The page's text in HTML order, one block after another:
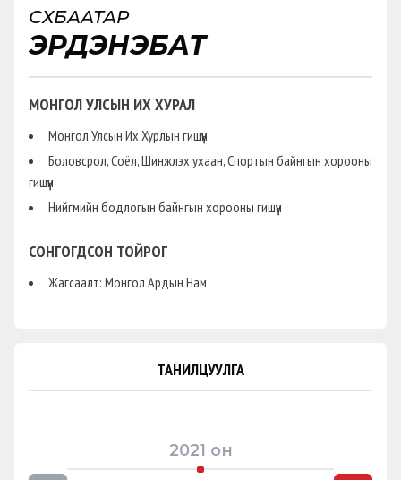
СҮХБААТАР
ЭРДЭНЭБАТ
МОНГОЛ УЛСЫН ИХ ХУРАЛ
Монгол Улсын Их Хурлын гишүүн
Боловсрол, Соёл, Шинжлэх ухаан, Спортын байнгын хорооны
гишүүн
Нийгмийн бодлогын байнгын хорооны гишүүн
СОНГОГДСОН ТОЙРОГ
Жагсаалт: Монгол Ардын Нам
ТАНИЛЦУУЛГА
2021 он